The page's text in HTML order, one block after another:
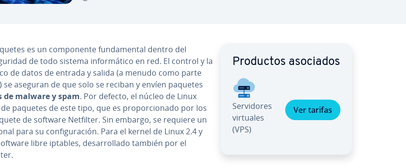
es un co­m­po­ne­n­te fu­n­da­me­n­tal dentro del
de todo sistema in­fo­r­má­ti­co en red. El control y la
de datos de entrada y salida (a menudo como parte
) se aseguran de que solo se reciban y envíen paquetes
de malware y spam. Por defecto, el núcleo de Linux
paquetes de este tipo, que es pro­po­r­cio­na­do por los
de software Netfilter. Sin embargo, se requiere un
para su co­n­fi­gu­ra­ción. Para el kernel de Linux 2.4 y
libre iptables, de­sa­rro­lla­do también por el
Productos asociados
Se­r­vi­do­res
virtuales
(VPS)
Ver tarifas